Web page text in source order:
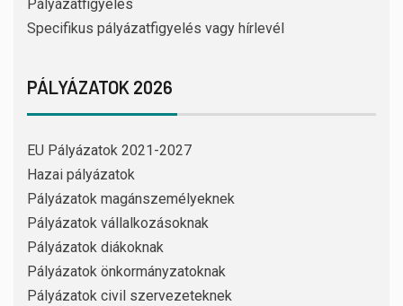
Pályázatfigyelés
Specifikus pályázatfigyelés vagy hírlevél
PÁLYÁZATOK 2026
EU Pályázatok 2021-2027
Hazai pályázatok
Pályázatok magánszemélyeknek
Pályázatok vállalkozásoknak
Pályázatok diákoknak
Pályázatok önkormányzatoknak
Pályázatok civil szervezeteknek